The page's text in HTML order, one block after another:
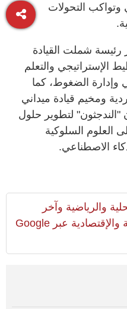
وتواكب التحولات
شملت القيادة
الإستراتيجي والتعلم
وإدارة الضغوط، كما
ومخيم قيادة ميداني
لتطوير حلول
العلوم السلوكية
الاصطناعي.
والرياضية وآخر
المستجدات السياسية والإقتصادية عبر Google